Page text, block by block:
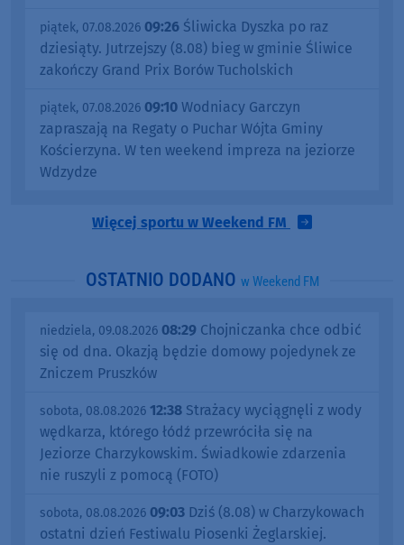
piątek, 07.08.2026 09:26 Śliwicka Dyszka po raz
dziesiąty. Jutrzejszy (8.08) bieg w gminie Śliwice
zakończy Grand Prix Borów Tucholskich
piątek, 07.08.2026 09:10 Wodniacy Garczyn
zapraszają na Regaty o Puchar Wójta Gminy
Kościerzyna. W ten weekend impreza na jeziorze
Wdzydze
Więcej sportu w Weekend FM
OSTATNIO DODANO w Weekend FM
niedziela, 09.08.2026 08:29 Chojniczanka chce odbić
się od dna. Okazją będzie domowy pojedynek ze
Zniczem Pruszków
sobota, 08.08.2026 12:38 Strażacy wyciągnęli z wody
wędkarza, którego łódź przewróciła się na
Jeziorze Charzykowskim. Świadkowie zdarzenia
nie ruszyli z pomocą (FOTO)
sobota, 08.08.2026 09:03 Dziś (8.08) w Charzykowach
ostatni dzień Festiwalu Piosenki Żeglarskiej.